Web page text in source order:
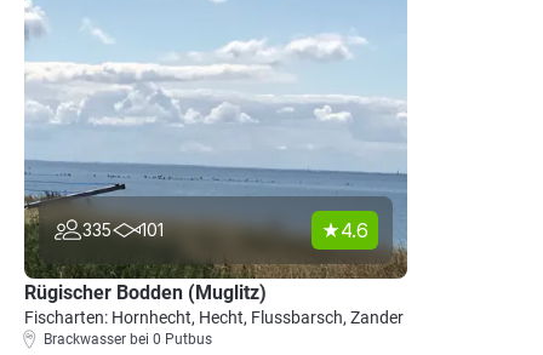
335 101 4.6
Rügischer Bodden (Muglitz)
Fischarten: Hornhecht, Hecht, Flussbarsch, Zander
Brackwasser bei 0 Putbus